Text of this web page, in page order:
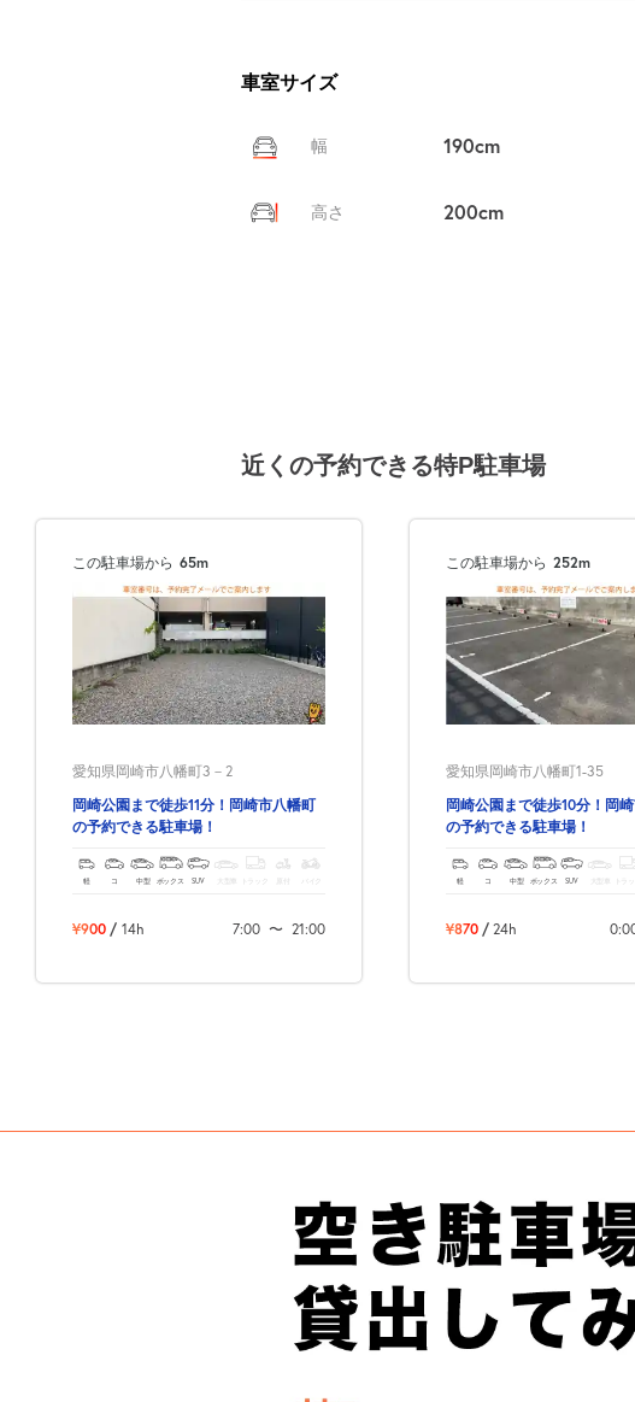
車室サイズ
幅 190cm
高さ 200cm
近くの予約できる特P駐車場
この駐車場から 65m
愛知県岡崎市八幡町3－2
岡崎公園まで徒歩11分！岡崎市八幡町
の予約できる駐車場！
軽 コ 中型 ボックス SUV 大型車 トラック バイク
¥900 / 14h 7:00 〜 21:00
この駐車場から 252m
愛知県岡崎市八幡町1-35
岡崎公園まで徒歩10分！岡
の予約できる駐車場！
軽 コ 中型 ボックス SUV 大型車 トラッ
¥870 / 24h